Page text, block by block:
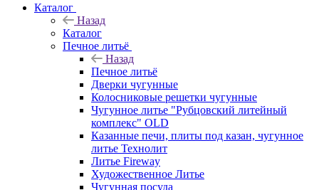
Каталог
Назад
Каталог
Печное литьё
Назад
Печное литьё
Дверки чугунные
Колосниковые решетки чугунные
Чугунное литье "Рубцовский литейный
комплекс" OLD
Казанные печи, плиты под казан, чугунное
литье Технолит
Литье Fireway
Художественное Литье
Чугунная посуда